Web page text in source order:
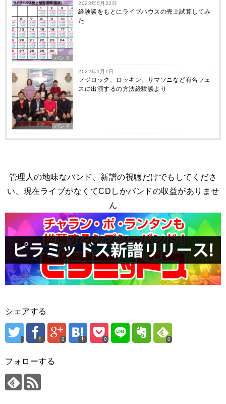
バンド
2022年5月22日
経験談をもとにライブハウスの売上試算してみ
た
バンド
2022年1月1日
フジロック、ロッキン、サマソニなど有名フェ
スに出演するの方法経験談より
管理人の地味なバンド、新譜の視聴だけでもしてくださ
い、現在ライブがなくてCDしかバンドの収益がありませ
ん
シェアする
0 0 0
フォローする